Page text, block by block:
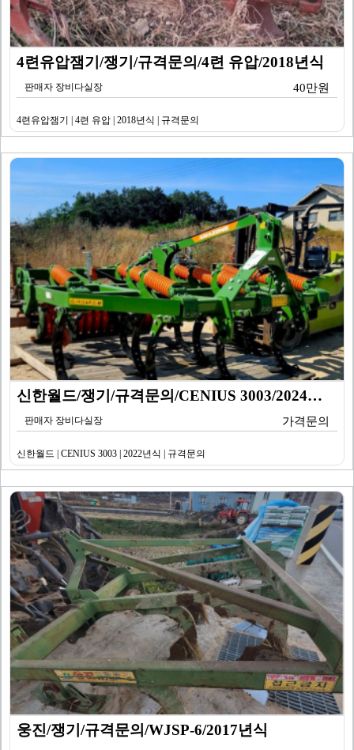
4련유압잼기/쟁기/규격문의/4련 유압/2018년식
판매자 장비다실장 40만원
4련유압잼기 | 4련 유압 | 2018년식 | 규격문의
신한월드/쟁기/규격문의/CENIUS 3003/2024년…
판매자 장비다실장 가격문의
신한월드 | CENIUS 3003 | 2022년식 | 규격문의
웅진/쟁기/규격문의/WJSP-6/2017년식